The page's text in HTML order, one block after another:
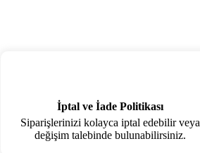
İptal ve İade Politikası
Siparişlerinizi kolayca iptal edebilir veya
değişim talebinde bulunabilirsiniz.